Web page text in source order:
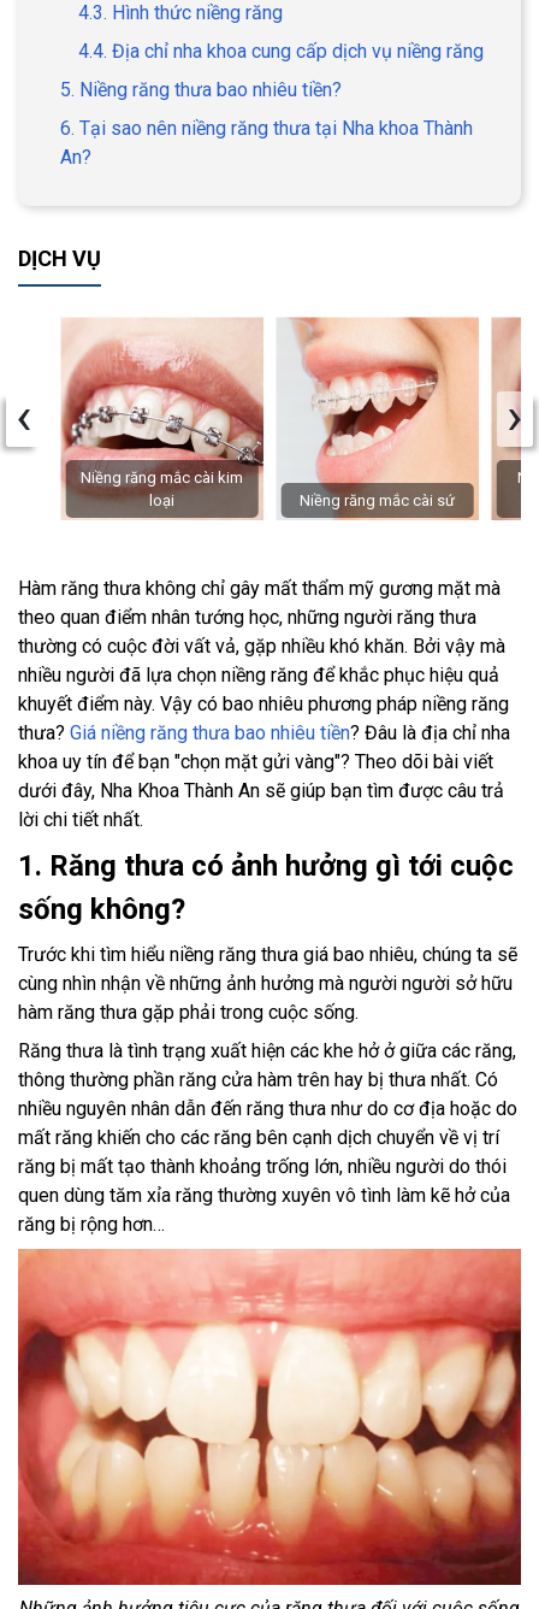
4.3. Hình thức niềng răng
4.4. Địa chỉ nha khoa cung cấp dịch vụ niềng răng
5. Niềng răng thưa bao nhiêu tiền?
6. Tại sao nên niềng răng thưa tại Nha khoa Thành
An?
DỊCH VỤ
Niềng răng mắc cài kim
loại
Niềng răng mắc cài sứ
‹ ›
Hàm răng thưa không chỉ gây mất thẩm mỹ gương mặt mà
theo quan điểm nhân tướng học, những người răng thưa
thường có cuộc đời vất vả, gặp nhiều khó khăn. Bởi vậy mà
nhiều người đã lựa chọn niềng răng để khắc phục hiệu quả
khuyết điểm này. Vậy có bao nhiêu phương pháp niềng răng
thưa? Giá niềng răng thưa bao nhiêu tiền? Đâu là địa chỉ nha
khoa uy tín để bạn "chọn mặt gửi vàng"? Theo dõi bài viết
dưới đây, Nha Khoa Thành An sẽ giúp bạn tìm được câu trả
lời chi tiết nhất.
1. Răng thưa có ảnh hưởng gì tới cuộc
sống không?
Trước khi tìm hiểu niềng răng thưa giá bao nhiêu, chúng ta sẽ
cùng nhìn nhận về những ảnh hưởng mà người người sở hữu
hàm răng thưa gặp phải trong cuộc sống.
Răng thưa là tình trạng xuất hiện các khe hở ở giữa các răng,
thông thường phần răng cửa hàm trên hay bị thưa nhất. Có
nhiều nguyên nhân dẫn đến răng thưa như do cơ địa hoặc do
mất răng khiến cho các răng bên cạnh dịch chuyển về vị trí
răng bị mất tạo thành khoảng trống lớn, nhiều người do thói
quen dùng tăm xỉa răng thường xuyên vô tình làm kẽ hở của
răng bị rộng hơn…